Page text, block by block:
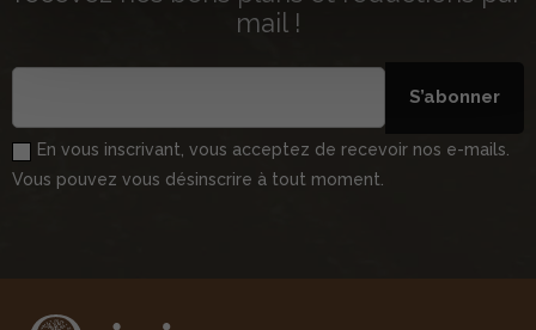
mail !
S’abonner
En vous inscrivant, vous acceptez de recevoir nos e-mails.
Vous pouvez vous désinscrire à tout moment.